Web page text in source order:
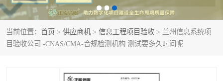
当前位置： 首页 > 供应商机 > 信息工程项目验收 > 兰州信息系统项
目验收公司 -CNAS/CMA-合规检测机构 测试要多久时间呢
科技成果鉴定测试 软件产品登记测试
信息安全风险评估 系统性能效率测试